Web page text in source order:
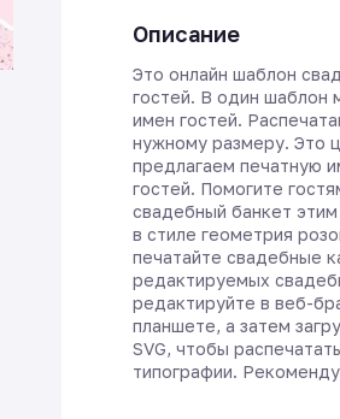
Описание
Это онлайн шаблон
гостей. В один шаблон
имен гостей.
нужному размеру. Это
предлагаем печатную
гостей. Помогите
свадебный банкет
в стиле геометрия
печатайте свадебные
редактируемых
редактируйте в веб-
планшете, а затем
SVG, чтобы
типографии.